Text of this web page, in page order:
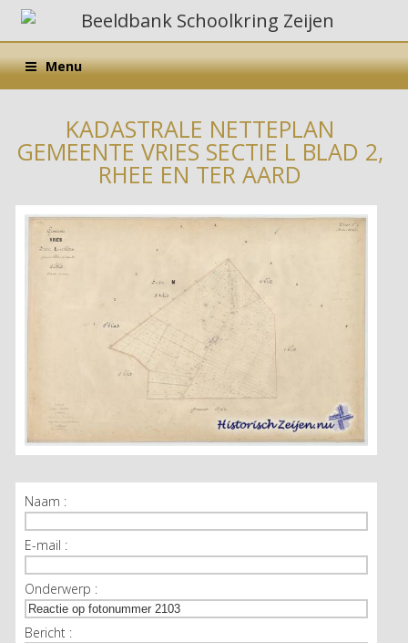
Menu
KADASTRALE NETTEPLAN
GEMEENTE VRIES SECTIE L BLAD 2,
RHEE EN TER AARD
Naam :
E-mail :
Onderwerp :
Bericht :